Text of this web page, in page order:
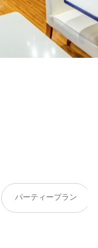
パーティープラン